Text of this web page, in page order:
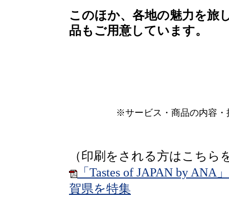
このほか、各地の魅力を旅
品もご用意しています。
※サービス・商品の内容・
（印刷をされる方はこちら
「Tastes of JAPAN by
賀県を特集